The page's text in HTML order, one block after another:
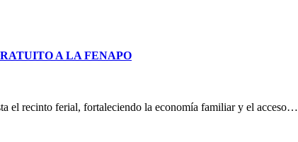
A LA FENAPO
el recinto ferial, fortaleciendo la economía familiar y el acceso…